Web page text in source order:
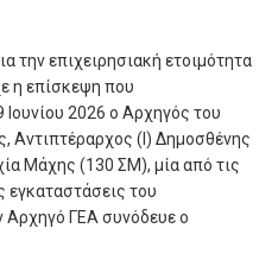
την επιχειρησιακή ετοιμότητα
η επίσκεψη που
2026 ο Αρχηγός του
Αντιπτέραρχος (Ι) Δημοσθένης
Μάχης (130 ΣΜ), μία από τις
εγκαταστάσεις του
Αρχηγό ΓΕΑ συνόδευε ο